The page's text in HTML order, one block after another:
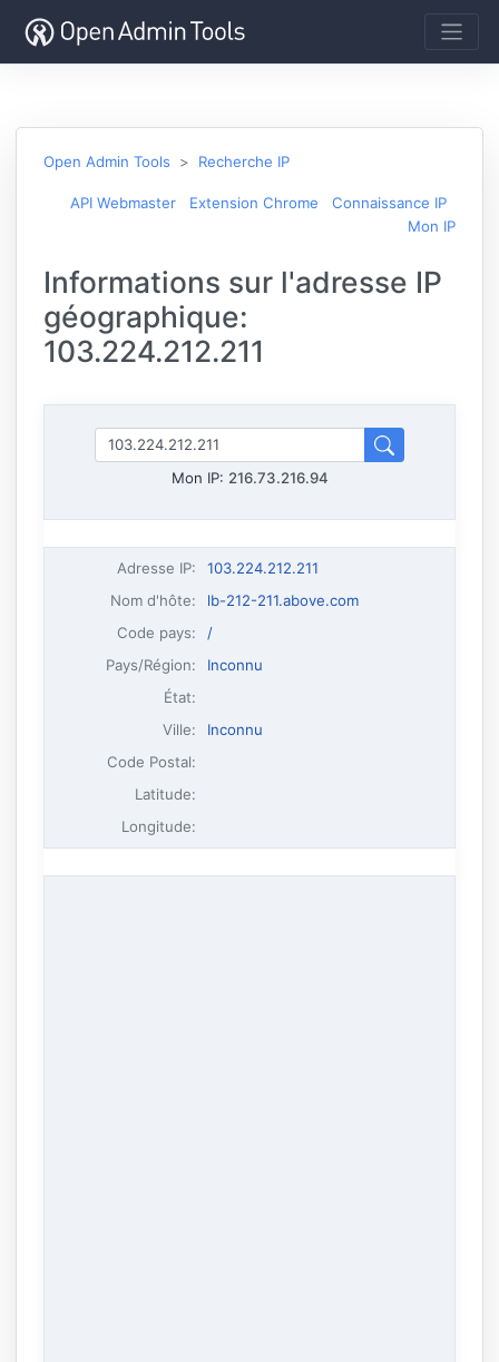
Open Admin Tools Recherche IP
API Webmaster Extension Chrome
Connaissance IP
Mon IP
Informations sur l'adresse IP
géographique:
103.224.212.211
Mon IP: 216.73.216.94
Adresse IP:
103.224.212.211
Nom d'hôte:
lb-212-211.above.com
Code pays:
/
Pays/Région:
Inconnu
État:
Ville:
Inconnu
Code Postal:
Latitude:
Longitude: